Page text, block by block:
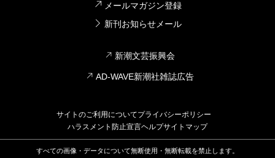
メールマガジン登録
新刊お知らせメール
新潮文芸振興会
AD-WAVE新潮社雑誌広告
サイトのご利用についてプライバシーポリシー
ハラスメント防止宣言ヘルプサイトマップ
すべての画像・データについて無断使用・無断転載を禁止します。